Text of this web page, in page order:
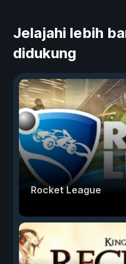
Jelajahi lebih
didukung
Rocket League